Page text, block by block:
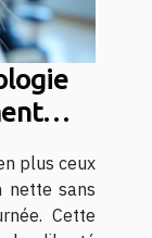
plus ceux
nette sans
Cette